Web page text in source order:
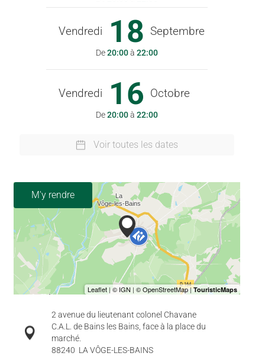
Vendredi 18 Septembre
De20:00à 22:00
Vendredi 16 Octobre
De20:00à 22:00
Voir toutes les dates
M'y rendre
2 avenue du lieutenant colonel Chavane
C.A.L. de Bains les Bains, face à la place du
marché.
88240 LA VÔGE-LES-BAINS